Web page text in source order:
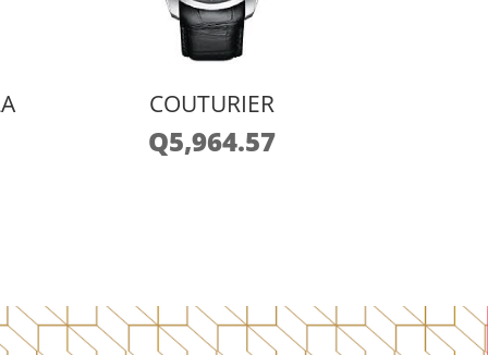
COUTURIER
Q5,964.57